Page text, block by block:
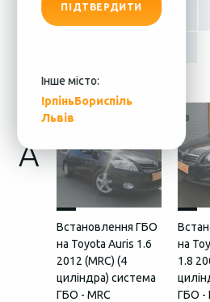
ПІДТВЕРДИТИ
Інше місто:
ІрпіньБориспіль
Львів
C F
A
Встановлення ГБО
на Toyota Auris 1.6
2012 (MRC) (4
циліндра) система
ГБО - MRC
на
1.8
ГБО -